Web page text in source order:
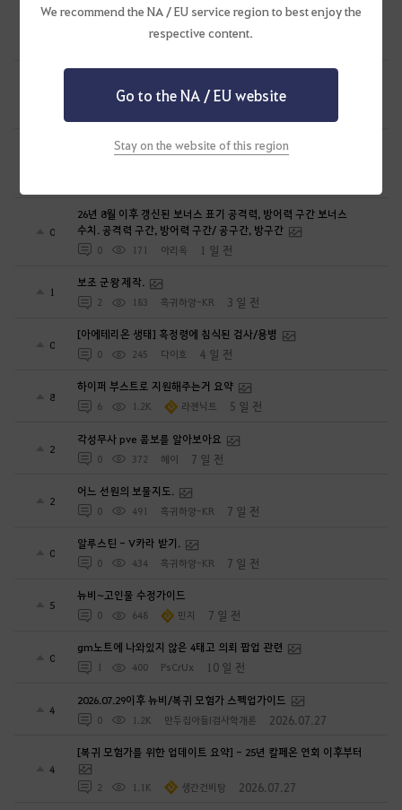
We recommend the NA / EU service region to best enjoy the
respective content.
Go to the NA / EU website
Stay on the website of this region
⭐꽃말⭐ 길드에서 새로운 길드원을 모집합니다~ 많은 관심
뉴튼아이작
데보레카
하이퍼부스트 완벽 가이드[시즌 졸업 부터 공방합 750까지] _
0
26년 8월 이후 갱신된 보너스 표기 공격력, 방어력 구간 보너스
수치. 공격력 구간, 방어력 구간/ 공구간, 방구간
0 171 아리옥 1 일 전
1
보조 군왕 제작.
2 183 흑귀하양-KR 3 일 전
0
[아에테리온 생태] 흑정령에 침식된 검사/용병
0 245 다이호 4 일 전
8
하이퍼 부스트로 지원해주는거 요약
6 1.2K 라젠닉트 5 일 전
2
각성무사 pve 콤보를 알아보아요
0 372 헤이 7 일 전
2
어느 선원의 보물지도.
0 491 흑귀하양-KR 7 일 전
0
알루스틴 - V카라 받기.
0 434 흑귀하양-KR 7 일 전
5
뉴비~고인물 수정가이드
0 648 민지 7 일 전
0
gm노트에 나와있지 않은 4태고 의뢰 팝업 관련
1 400 PsCrUx 10 일 전
4
2026.07.29이후 뉴비/복귀 모험가 스펙업가이드
0 1.2K 만두집아들I검사학개론 2026.07.27
4
[복귀 모험가를 위한 업데이트 요약] - 25년 칼페온 연회 이후부터
2 1.1K 생간건비탕 2026.07.27